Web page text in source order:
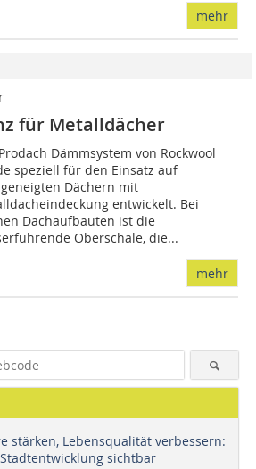
mehr
für Metalldächer
Dämmsystem von Rockwool
speziell für den Einsatz auf
Dächern mit
entwickelt. Bei
Dachaufbauten ist die
Oberschale, die...
mehr
stärken, Lebensqualität verbessern:
sichtbar